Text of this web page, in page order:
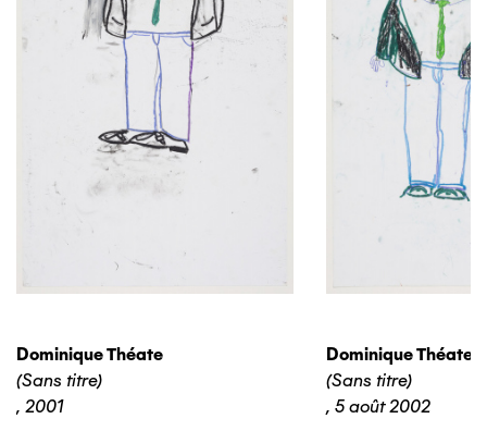
Dominique Théate
(Sans titre)
, 2001
Dominique Théate
(Sans titre)
, 5 août 2002